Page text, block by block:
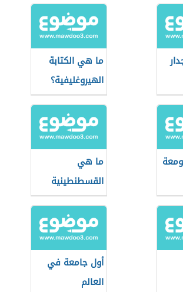
ما هي الكتابة
الهيروغليفية؟
ما هي
القسطنطينية
أول جامعة في
العالم